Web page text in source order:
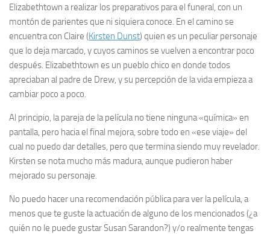
Elizabethtown a realizar los preparativos para el funeral, con un
montón de parientes que ni siquiera conoce. En el camino se
encuentra con Claire (Kirsten Dunst) quien es un peculiar personaje
que lo deja marcado, y cuyos caminos se vuelven a encontrar poco
después. Elizabethtown es un pueblo chico en donde todos
apreciaban al padre de Drew, y su percepción de la vida empieza a
cambiar poco a poco.
Al principio, la pareja de la película no tiene ninguna «química» en
pantalla, pero hacia el final mejora, sobre todo en «ese viaje» del
cual no puedo dar detalles, pero que termina siendo muy revelador.
Kirsten se nota mucho más madura, aunque pudieron haber
mejorado su personaje.
No puedo hacer una recomendación pública para ver la película, a
menos que te guste la actuación de alguno de los mencionados (¿a
quién no le puede gustar Susan Sarandon?) y/o realmente tengas